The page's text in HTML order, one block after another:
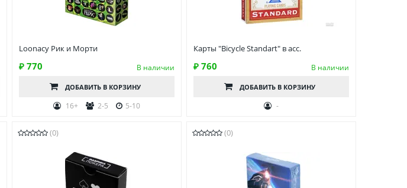
Loonacy Рик и Морти
₽ 770 В наличии
ДОБАВИТЬ В КОРЗИНУ
16+ 2-5 5-10
Карты "Bicycle Standart" в асс.
₽ 760 В наличии
ДОБАВИТЬ В КОРЗИНУ
-
(0) (0)